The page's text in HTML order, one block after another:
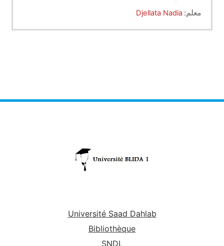
principe de fonctionnement de la machine à
traire
معلم: Djellata Nadia
Université Saad Dahlab
Bibliothèque
SNDL